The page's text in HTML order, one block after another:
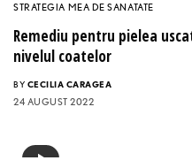
STRATEGIA MEA DE SANATATE
Remediu pentru pielea
nivelul coatelor
BY CECILIA CARAGEA
24 AUGUST 2022